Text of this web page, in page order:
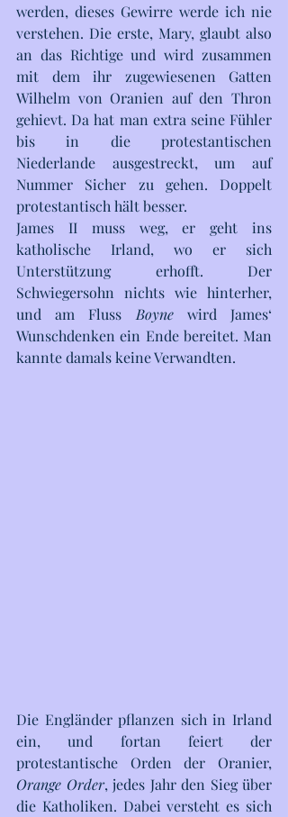
werden, dieses Gewirre werde ich nie
verstehen. Die erste, Mary, glaubt also
an das Richtige und wird zusammen
mit dem ihr zugewiesenen Gatten
Wilhelm von Oranien auf den Thron
gehievt. Da hat man extra seine Fühler
bis in die protestantischen
Niederlande ausgestreckt, um auf
Nummer Sicher zu gehen. Doppelt
protestantisch hält besser.
James II muss weg, er geht ins
katholische Irland, wo er sich
Unterstützung erhofft. Der
Schwiegersohn nichts wie hinterher,
und am Fluss Boyne wird James‘
Wunschdenken ein Ende bereitet. Man
kannte damals keine Verwandten.
Die Engländer pflanzen sich in Irland
ein, und fortan feiert der
Orange Order, jedes Jahr den Sieg über
die Katholiken. Dabei versteht es sich